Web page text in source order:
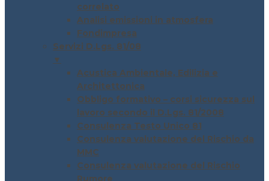
correlato
Analisi emissioni in atmosfera
Fondimpresa
Servizi D.Lgs. 81/08
▼
Acustica Ambientale, Edilizia e
Architettonica
Obbligo formativo – corsi sicurezza sul
lavoro secondo il D.Lgs. 81/2008
Consulenza Testo Unico 81
Consulenza valutazione del Rischio da
MMC
Consulenza valutazione del Rischio
Rumore